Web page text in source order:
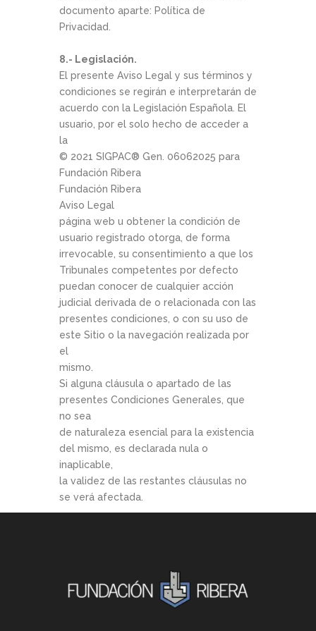
documento aparte: Política de
Privacidad.
8.- Legislación.
El presente Aviso Legal y sus términos y
condiciones se regirán e interpretarán de
acuerdo con la Legislación Española. El
usuario, por el solo hecho de acceder a
la
© 2021 SIGPAC®­ Gen. 06­06­2025 para
Fundación Ribera
Fundación Ribera
Aviso Legal
página web u obtener la condición de
usuario registrado otorga, de forma
irrevocable, su consentimiento a que los
Tribunales competentes por defecto
puedan conocer de cualquier acción
judicial derivada de o relacionada con las
presentes condiciones, o con su uso de
este Sitio o la navegación realizada por
el
mismo.
Si alguna cláusula o apartado de las
presentes Condiciones Generales, que
no sea
de naturaleza esencial para la existencia
del mismo, es declarada nula o
inaplicable,
la validez de las restantes cláusulas no
se verá afectada.